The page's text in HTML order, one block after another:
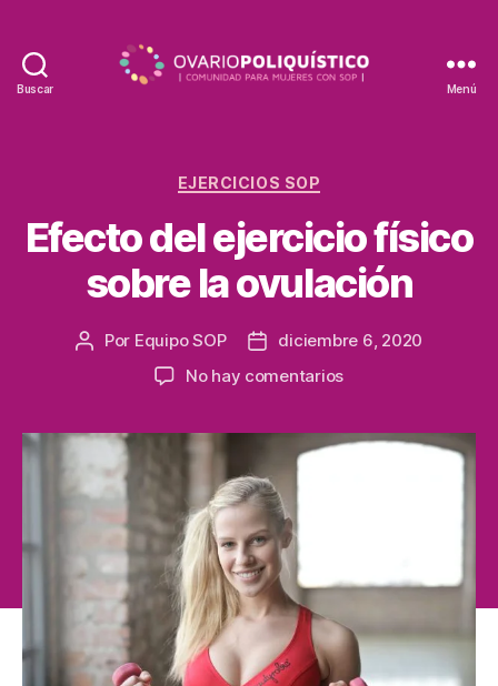
Buscar Menú
EJERCICIOS SOP
Efecto del ejercicio físico
sobre la ovulación
Por Equipo SOP
diciembre 6, 2020
No hay comentarios